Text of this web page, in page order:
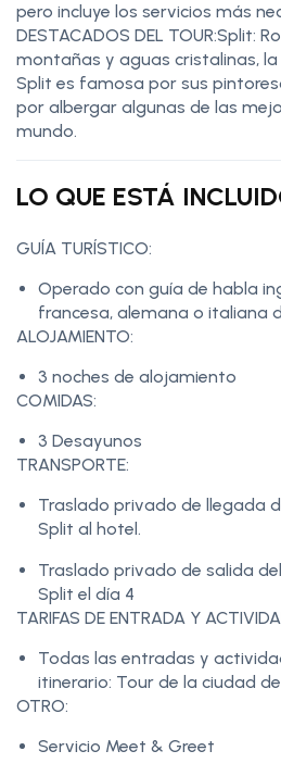
pero incluye los servicios más
DESTACADOS DEL TOUR:Split:
montañas y aguas cristalinas,
Split es famosa por sus
por albergar algunas de las
mundo.
LO QUE ESTÁ
GUÍA TURÍSTICO:
Operado con guía de habla
francesa, alemana o italiana
ALOJAMIENTO:
3 noches de alojamiento
COMIDAS:
3 Desayunos
TRANSPORTE:
Traslado privado de llegada
Split al hotel.
Traslado privado de salida
Split el día 4
TARIFAS DE ENTRADA Y
Todas las entradas y
itinerario: Tour de la ciudad
OTRO:
Servicio Meet & Greet